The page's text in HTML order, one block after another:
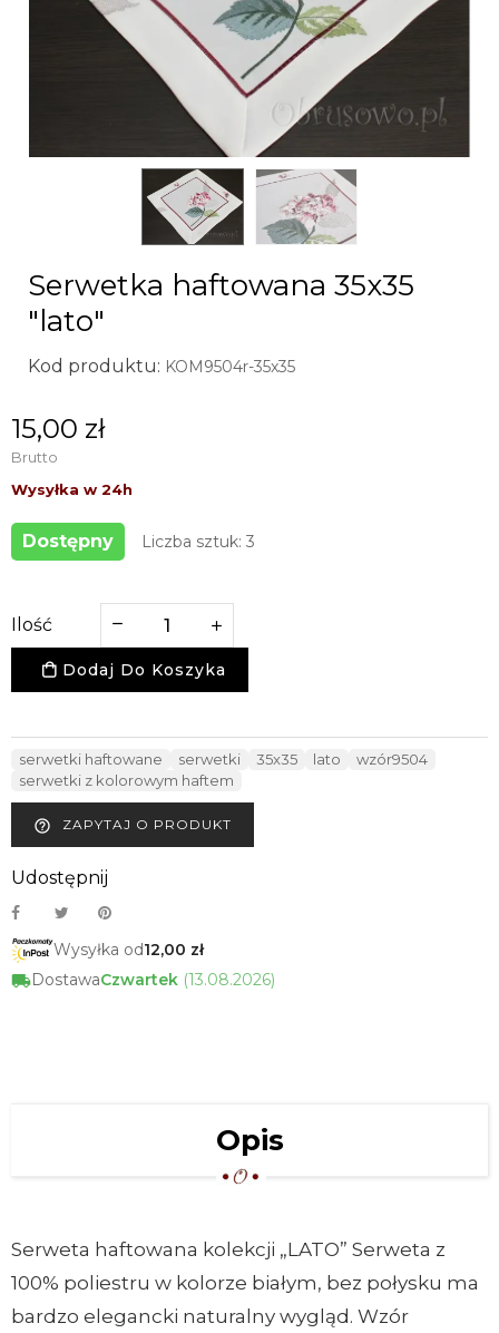
Serwetka haftowana 35x35
"lato"
Kod produktu: KOM9504r-35x35
15,00 zł
Brutto
Dostępny Liczba sztuk: 3
Ilość
Dodaj Do Koszyka
serwetki haftowane serwetki 35x35 lato
wzór9504
serwetki z kolorowym haftem
help_outline ZAPYTAJ O PRODUKT
Udostępnij
Wysyłka od12,00 zł
DostawaCzwartek (13.08.2026)
Opis
Serweta haftowana kolekcji „LATO” Serweta z
100% poliestru w kolorze białym, bez połysku ma
bardzo elegancki naturalny wygląd. Wzór